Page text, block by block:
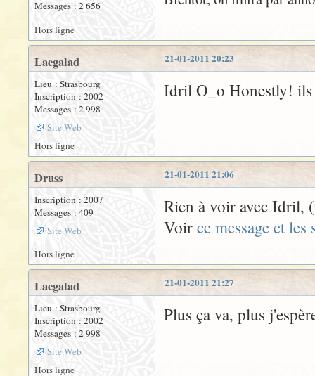
Messages : 2 656
Hors ligne
21-01-2011 20:23
Laegalad
Lieu : Strasbourg
Inscription : 2002
Messages : 2 998
Site Web
Idril O_o Honestly! ils
Hors ligne
21-01-2011 21:06
Druss
Inscription : 2007
Messages : 409
Site Web
Rien à voir avec Idril,
Voir ce message et les
Hors ligne
21-01-2011 21:27
Laegalad
Lieu : Strasbourg
Inscription : 2002
Messages : 2 998
Site Web
Plus ça va, plus
Hors ligne